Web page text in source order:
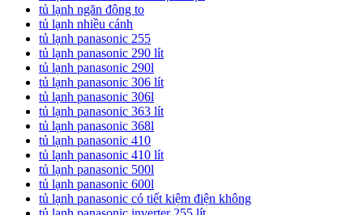
tủ lạnh ngăn đông to
tủ lạnh nhiều cánh
tủ lạnh panasonic 255
tủ lạnh panasonic 290 lít
tủ lạnh panasonic 290l
tủ lạnh panasonic 306 lít
tủ lạnh panasonic 306l
tủ lạnh panasonic 363 lít
tủ lạnh panasonic 368l
tủ lạnh panasonic 410
tủ lạnh panasonic 410 lít
tủ lạnh panasonic 500l
tủ lạnh panasonic 600l
tủ lạnh panasonic có tiết kiệm điện không